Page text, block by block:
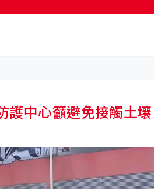
中心籲避免接觸土